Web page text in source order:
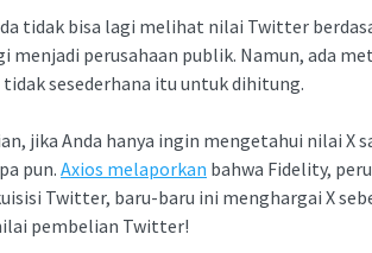
tidak bisa lagi melihat nilai Twitter
menjadi perusahaan publik. Namun, ada
sesederhana itu untuk dihitung.
jika Anda hanya ingin mengetahui nilai X
pun. Axios melaporkan bahwa Fidelity,
Twitter, baru-baru ini menghargai X
pembelian Twitter!